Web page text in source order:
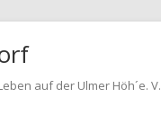
auf der Ulmer Höh´e. V.